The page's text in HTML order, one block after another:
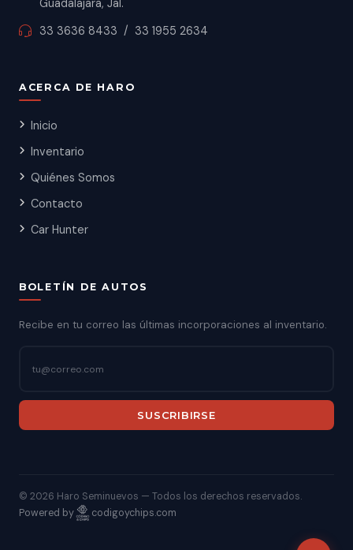
Guadalajara, Jal.
33 3636 8433 / 33 1955 2634
ACERCA DE HARO
Inicio
Inventario
Quiénes Somos
Contacto
Car Hunter
BOLETÍN DE AUTOS
Recibe en tu correo las últimas incorporaciones al inventario.
SUSCRIBIRSE
© 2026 Haro Seminuevos — Todos los derechos reservados.
Powered by
codigoychips.com